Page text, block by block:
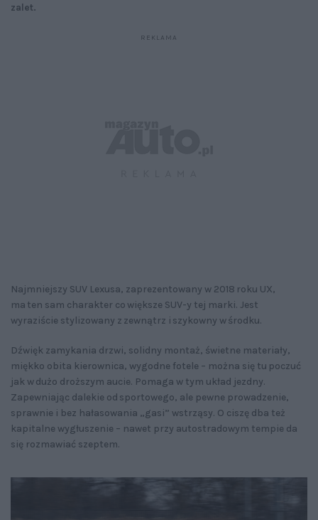
zalet.
Najmniejszy SUV Lexusa, zaprezentowany w 2018 roku UX,
ma ten sam charakter co większe SUV-y tej marki. Jest
wyraziście stylizowany z zewnątrz i szykowny w środku.
Dźwięk zamykania drzwi, solidny montaż, świetne materiały,
miękko obita kierownica, wygodne fotele – można się tu poczuć
jak w dużo droższym aucie. Pomaga w tym układ jezdny.
Zapewniając dalekie od sportowego, ale pewne prowadzenie,
sprawnie i bez hałasowania „gasi” wstrząsy. O ciszę dba też
kapitalne wygłuszenie – nawet przy autostradowym tempie da
się rozmawiać szeptem.